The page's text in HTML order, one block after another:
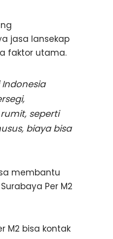
jasa lansekap
faktor utama.
seperti
biaya bisa
membantu
Per M2
M2 bisa kontak